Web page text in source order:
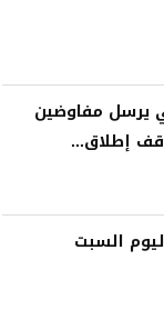
يرسل مفاوضين
إطلاق...
السبت